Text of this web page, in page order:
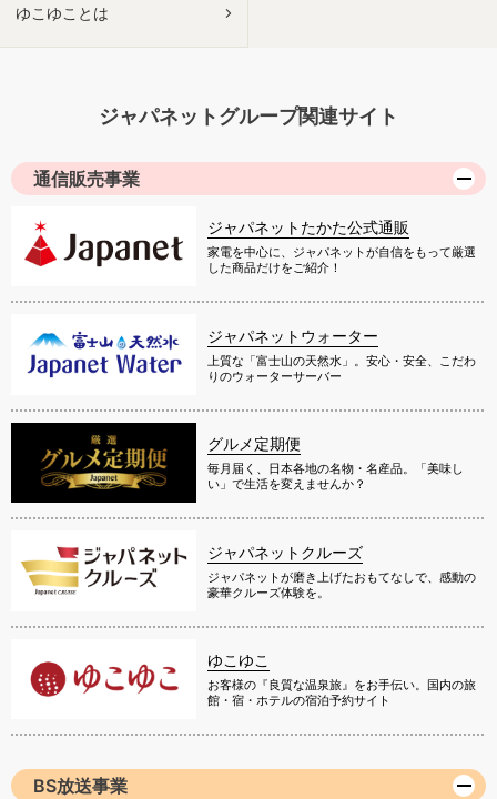
ゆこゆことは
ジャパネットグループ関連サイト
通信販売事業
ジャパネットたかた公式通販
家電を中心に、ジャパネットが自信をもって厳選
した商品だけをご紹介！
ジャパネットウォーター
上質な「富士山の天然水」。安心・安全、こだわ
りのウォーターサーバー
グルメ定期便
毎月届く、日本各地の名物・名産品。「美味し
い」で生活を変えませんか？
ジャパネットクルーズ
ジャパネットが磨き上げたおもてなしで、感動の
豪華クルーズ体験を。
ゆこゆこ
お客様の『良質な温泉旅』をお手伝い。国内の旅
館・宿・ホテルの宿泊予約サイト
BS放送事業